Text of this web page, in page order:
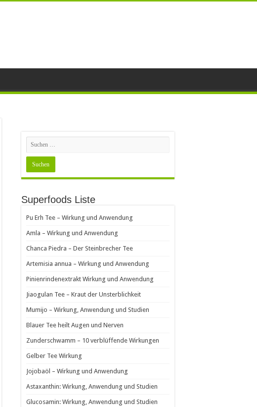
Superfoods Liste
Pu Erh Tee – Wirkung und Anwendung
Amla – Wirkung und Anwendung
Chanca Piedra – Der Steinbrecher Tee
Artemisia annua – Wirkung und Anwendung
Pinienrindenextrakt Wirkung und Anwendung
Jiaogulan Tee – Kraut der Unsterblichkeit
Mumijo – Wirkung, Anwendung und Studien
Blauer Tee heilt Augen und Nerven
Zunderschwamm – 10 verblüffende Wirkungen
Gelber Tee Wirkung
Jojobaöl – Wirkung und Anwendung
Astaxanthin: Wirkung, Anwendung und Studien
Glucosamin: Wirkung, Anwendung und Studien